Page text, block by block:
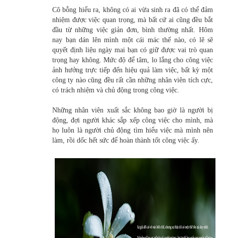
Cô bỗng hiểu ra, không có ai vừa sinh ra đã có thể đảm
nhiệm được việc quan trọng, mà bất cứ ai cũng đều bắt
đầu từ những việc giản đơn, bình thường nhất. Hôm
nay bạn dán lên mình một cái mác thế nào, có lẽ sẽ
quyết định liệu ngày mai bạn có giữ được vai trò quan
trọng hay không. Mức độ để tâm, lo lắng cho công việc
ảnh hưởng trực tiếp đến hiệu quả làm việc, bất kỳ một
công ty nào cũng đều rất cần những nhân viên tích cực,
có trách nhiệm và chủ động trong công việc.
Những nhân viên xuất sắc không bao giờ là người bị
động, đợi người khác sắp xếp công việc cho mình, mà
họ luôn là người chủ động tìm hiểu việc mà mình nên
làm, rồi dốc hết sức để hoàn thành tốt công việc ấy.